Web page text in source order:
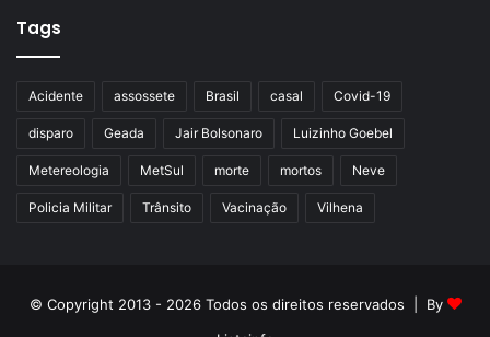
Tags
Acidente assossete Brasil casal Covid-19
disparo Geada Jair Bolsonaro Luizinho Goebel
Metereologia MetSul morte mortos Neve
Policia Militar Trânsito Vacinação Vilhena
© Copyright 2013 - 2026 Todos os direitos reservados | By